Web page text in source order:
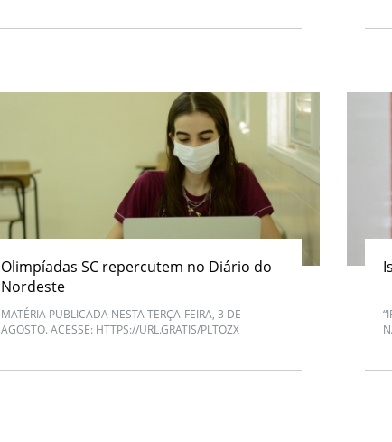
Olimpíadas SC repercutem no Diário do
Nordeste
MATÉRIA PUBLICADA NESTA TERÇA-FEIRA, 3 DE
AGOSTO. ACESSE: HTTPS://URL.GRATIS/PLTOZX